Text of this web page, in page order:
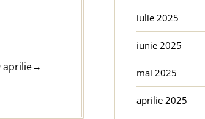
aprilie→
iulie 2025
iunie 2025
mai 2025
aprilie 2025